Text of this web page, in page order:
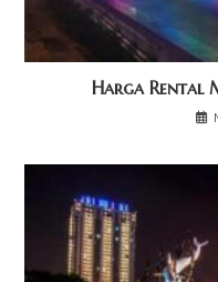
Harga Rental